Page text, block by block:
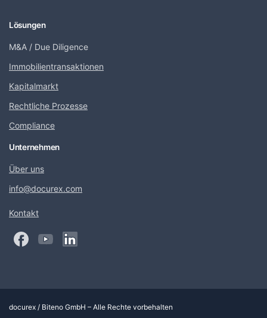
Lösungen
M&A / Due Diligence
Immobilientransaktionen
Kapitalmarkt
Rechtliche Prozesse
Compliance
Unternehmen
Über uns
info@docurex.com
Kontakt
docurex / Biteno GmbH – Alle Rechte vorbehalten